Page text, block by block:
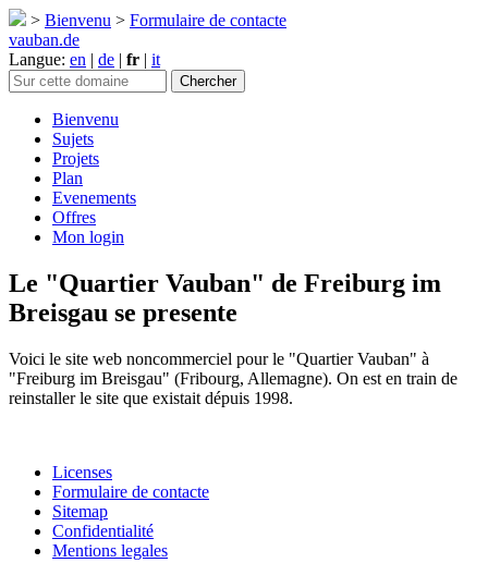
> Bienvenu > Formulaire de contacte
vauban.de
Langue: en | de | fr | it
Bienvenu
Sujets
Projets
Plan
Evenements
Offres
Mon login
Le "Quartier Vauban" de Freiburg im
Breisgau se presente
Voici le site web noncommerciel pour le "Quartier Vauban" à
"Freiburg im Breisgau" (Fribourg, Allemagne). On est en train de
reinstaller le site que existait dépuis 1998.
Licenses
Formulaire de contacte
Sitemap
Confidentialité
Mentions legales